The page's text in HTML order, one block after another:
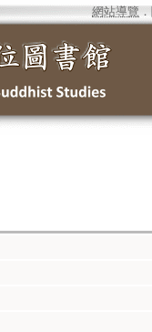
網站導覽 ．